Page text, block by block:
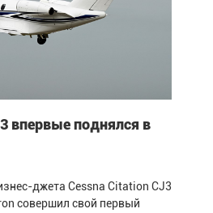
впервые поднялся в
джета Cessna Citation CJ3
совершил свой первый